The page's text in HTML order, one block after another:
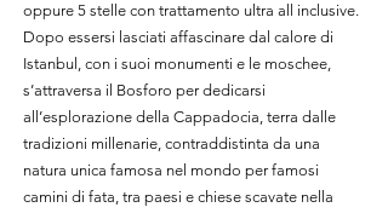
oppure 5 stelle con trattamento ultra all inclusive.
Dopo essersi lasciati affascinare dal calore di
Istanbul, con i suoi monumenti e le moschee,
s’attraversa il Bosforo per dedicarsi
all’esplorazione della Cappadocia, terra dalle
tradizioni millenarie, contraddistinta da una
natura unica famosa nel mondo per famosi
camini di fata, tra paesi e chiese scavate nella